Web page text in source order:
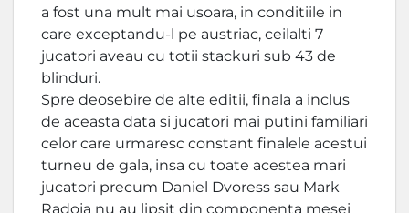
a fost una mult mai usoara, in conditiile in
care exceptandu-l pe austriac, ceilalti 7
jucatori aveau cu totii stackuri sub 43 de
blinduri.
Spre deosebire de alte editii, finala a inclus
de aceasta data si jucatori mai putini familiari
celor care urmaresc constant finalele acestui
turneu de gala, insa cu toate acestea mari
jucatori precum Daniel Dvoress sau Mark
Radoja nu au lipsit din componenta mesei